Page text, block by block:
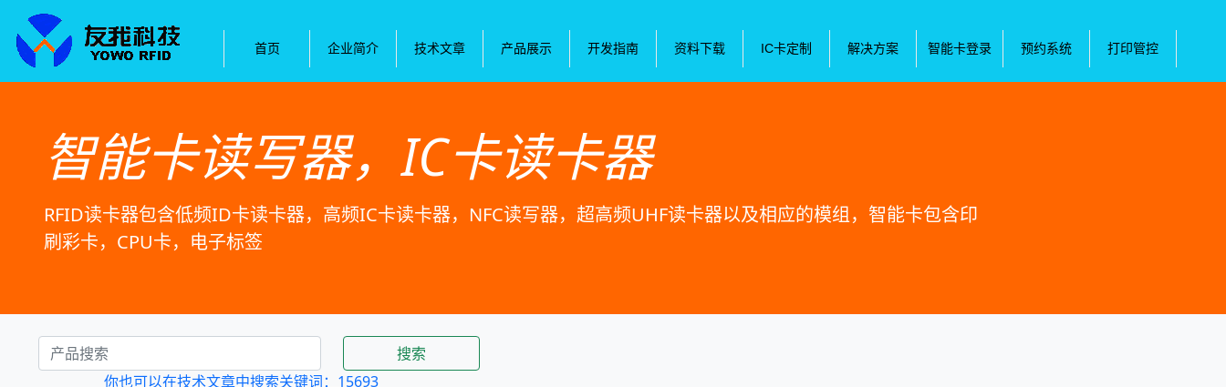
首页 企业简介 技术文章 产品展示 开发指南 资料下载 IC卡定制 解决方案 智能卡登录 预约系统 打印管控
智能卡读写器，IC卡读卡器
RFID读卡器包含低频ID卡读卡器，高频IC卡读卡器，NFC读写器，超高频UHF读卡器以及相应的模组，智能卡包含印
刷彩卡，CPU卡，电子标签
搜索
你也可以在技术文章中搜索关键词：15693